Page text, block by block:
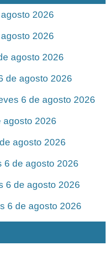
2026
2026
agosto 2026
de agosto 2026
6 de agosto 2026
agosto 2026
agosto 2026
6 de agosto 2026
6 de agosto 2026
6 de agosto 2026